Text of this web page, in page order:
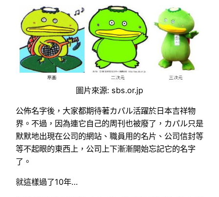
圖片來源: sbs.or.jp
公佈名字後，大家都期待著カパル活躍於日本吉祥物
界。不過，因為連它自己的周刊也被廢了，カパル只是
默默地出現在公司的網站、職員用的名片、公司信封等
等不起眼的東西上，公司上下漸漸開始忘記它的名字
了。
就這樣過了10年…